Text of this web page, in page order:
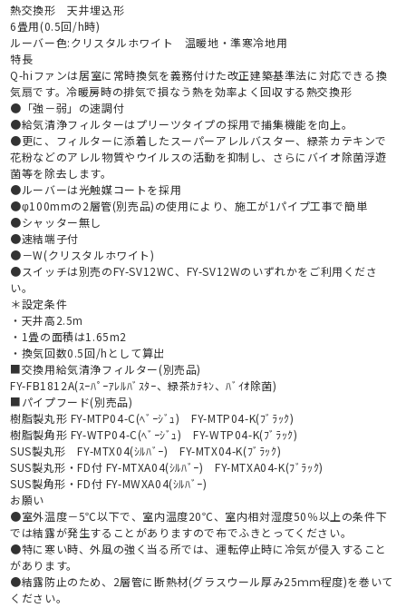
熱交換形 天井埋込形
6畳用(0.5回/h時)
ルーバー色:クリスタルホワイト 温暖地・準寒冷地用
特長
Q-hiファンは居室に常時換気を義務付けた改正建築基準法に対応できる換
気扇です。冷暖房時の排気で損なう熱を効率よく回収する熱交換形
●「強－弱」の速調付
●給気清浄フィルターはプリーツタイプの採用で捕集機能を向上。
●更に、フィルターに添着したスーパーアレルバスター、緑茶カテキンで
花粉などのアレル物質やウイルスの活動を抑制し、さらにバイオ除菌浮遊
菌等を除去します。
●ルーバーは光触媒コートを採用
●φ100mmの2層管(別売品)の使用により、施工が1パイプ工事で簡単
●シャッター無し
●速結端子付
●－W(クリスタルホワイト)
●スイッチは別売のFY-SV12WC、FY-SV12Wのいずれかをご利用くださ
い。
＊設定条件
・天井高2.5m
・1畳の面積は1.65m2
・換気回数0.5回/hとして算出
■交換用給気清浄フィルター(別売品)
FY-FB1812A(ｽｰﾊﾟｰｱﾚﾙﾊﾞｽﾀｰ、緑茶ｶﾃｷﾝ、ﾊﾞｲｵ除菌)
■パイプフード(別売品)
樹脂製丸形 FY-MTP04-C(ﾍﾞｰｼﾞｭ) FY-MTP04-K(ﾌﾞﾗｯｸ)
樹脂製角形 FY-WTP04-C(ﾍﾞｰｼﾞｭ) FY-WTP04-K(ﾌﾞﾗｯｸ)
SUS製丸形 FY-MTX04(ｼﾙﾊﾞｰ) FY-MTX04-K(ﾌﾞﾗｯｸ)
SUS製丸形・FD付 FY-MTXA04(ｼﾙﾊﾞｰ) FY-MTXA04-K(ﾌﾞﾗｯｸ)
SUS製角形・FD付 FY-MWXA04(ｼﾙﾊﾞｰ)
お願い
●室外温度－5℃以下で、室内温度20℃、室内相対湿度50％以上の条件下
では結露が発生することがありますので布でふきとってください。
●特に寒い時、外風の強く当る所では、運転停止時に冷気が侵入すること
があります。
●結露防止のため、2層管に断熱材(グラスウール厚み25ｍｍ程度)を巻いて
ください。